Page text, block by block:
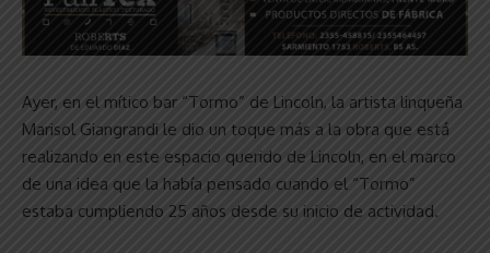
Ayer, en el mítico bar “Tormo” de Lincoln, la artista linqueña
Marisol Giangrandi le dio un toque más a la obra que está
realizando en este espacio querido de Lincoln, en el marco
de una idea que la había pensado cuando el “Tormo”
estaba cumpliendo 25 años desde su inicio de actividad.